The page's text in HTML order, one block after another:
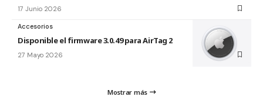
17 Junio 2026
Accesorios
Disponible el firmware 3.0.49 para AirTag 2
27 Mayo 2026
Mostrar más